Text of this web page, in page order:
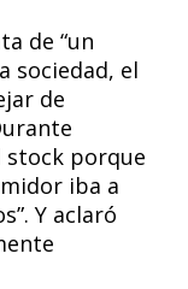
de “un
sociedad, el
de
stock porque
iba a
Y aclaró